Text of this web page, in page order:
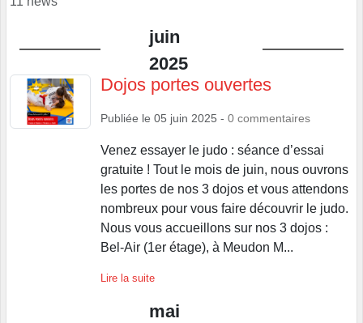
juin
2025
Dojos portes ouvertes
Publiée le 05 juin 2025 - 0 commentaires
Venez essayer le judo : séance d’essai
gratuite ! Tout le mois de juin, nous ouvrons
les portes de nos 3 dojos et vous attendons
nombreux pour vous faire découvrir le judo.
Nous vous accueillons sur nos 3 dojos :
Bel-Air (1er étage), à Meudon M...
Lire la suite
mai